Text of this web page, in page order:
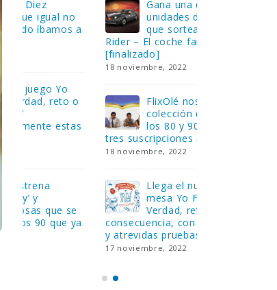
Gana una de las cuatro
unidades de PLAYMOBIL
que sorteamos: Knight
Rider – El coche fantástico
FlixOlé nos divierte con su
colección de comedias de
los 80 y 90 y regalamos
tres suscripciones anuales
Llega el nuevo juego de
mesa Yo Fui a EGB:
Verdad, reto o
consecuencia, con más preguntas
y atrevidas pruebas